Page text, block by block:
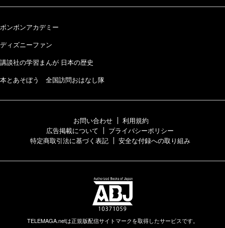
ボンボンアカデミー
ディズニーファン
講談社の学習まんが 日本の歴史
本とあそぼう 全国訪問おはなし隊
お問い合わせ
利用規約
広告掲載について
プライバシーポリシー
特定商取引法に基づく表記
安全な付録への取り組み
TELEMAGA.netは正規版配信サイトマークを取得したサービスです。